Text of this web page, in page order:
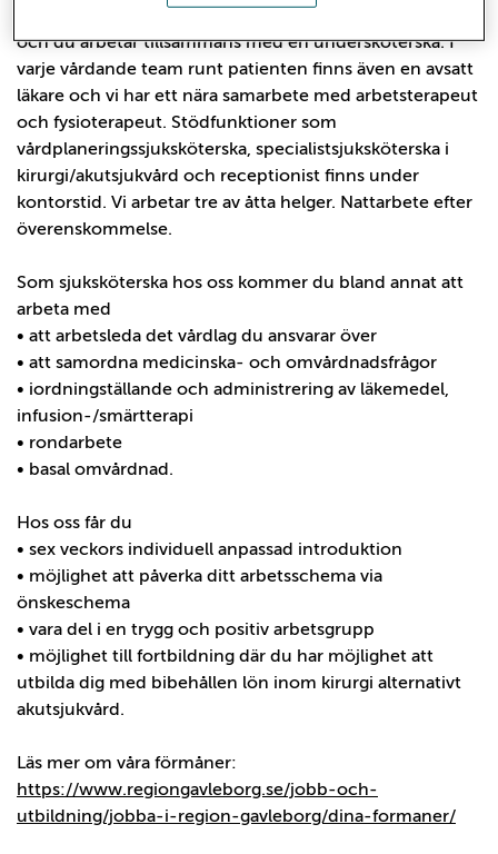
och du arbetar tillsammans med en undersköterska. I
varje vårdande team runt patienten finns även en avsatt
läkare och vi har ett nära samarbete med arbetsterapeut
och fysioterapeut. Stödfunktioner som
vårdplaneringssjuksköterska, specialistsjuksköterska i
kirurgi/akutsjukvård och receptionist finns under
kontorstid. Vi arbetar tre av åtta helger. Nattarbete efter
överenskommelse.
Som sjuksköterska hos oss kommer du bland annat att
arbeta med
• att arbetsleda det vårdlag du ansvarar över
• att samordna medicinska- och omvårdnadsfrågor
• iordningställande och administrering av läkemedel,
infusion-/smärtterapi
• rondarbete
• basal omvårdnad.
Hos oss får du
• sex veckors individuell anpassad introduktion
• möjlighet att påverka ditt arbetsschema via
önskeschema
• vara del i en trygg och positiv arbetsgrupp
• möjlighet till fortbildning där du har möjlighet att
utbilda dig med bibehållen lön inom kirurgi alternativt
akutsjukvård.
Läs mer om våra förmåner:
https://www.regiongavleborg.se/jobb-och-
utbildning/jobba-i-region-gavleborg/dina-formaner/